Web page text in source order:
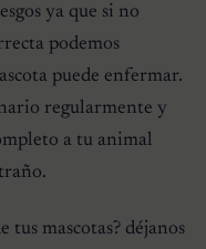
ya que si no
podemos
puede enfermar.
regularmente y
a tu animal
tus mascotas? déjanos